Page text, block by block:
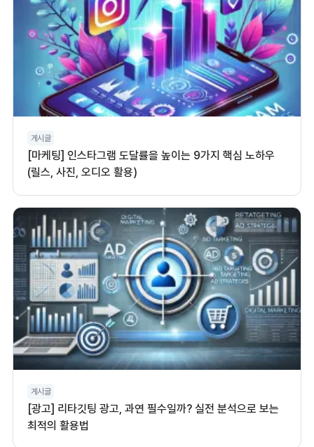
게시글
[마케팅] 인스타그램 도달률을 높이는 9가지 핵심 노하우
(릴스, 사진, 오디오 활용)
게시글
[광고] 리타깃팅 광고, 과연 필수일까? 실전 분석으로 보는
최적의 활용법